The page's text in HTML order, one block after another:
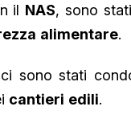
il NAS, sono
alimentare.
sono stati
cantieri edili.